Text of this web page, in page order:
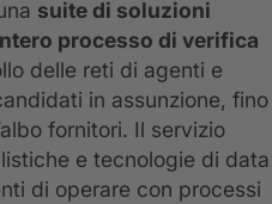
suite di soluzioni
processo di verifica
delle reti di agenti e
in assunzione, fino
fornitori. Il servizio
e tecnologie di data
di operare con processi